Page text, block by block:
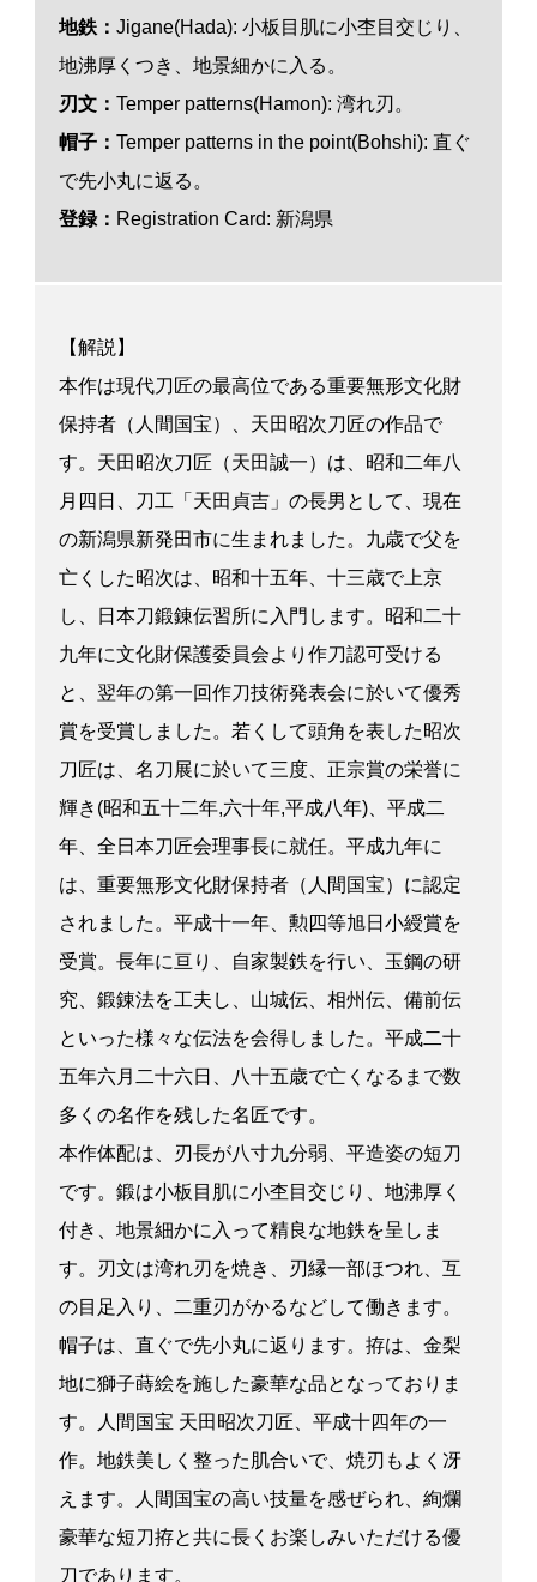
地鉄： Jigane(Hada): 小板目肌に小杢目交じり、
地沸厚くつき、地景細かに入る。
刃文： Temper patterns(Hamon): 湾れ刃。
帽子： Temper patterns in the point(Bohshi): 直ぐ
で先小丸に返る。
登録： Registration Card: 新潟県
【解説】
本作は現代刀匠の最高位である重要無形文化財
保持者（人間国宝）、天田昭次刀匠の作品で
す。天田昭次刀匠（天田誠一）は、昭和二年八
月四日、刀工「天田貞吉」の長男として、現在
の新潟県新発田市に生まれました。九歳で父を
亡くした昭次は、昭和十五年、十三歳で上京
し、日本刀鍛錬伝習所に入門します。昭和二十
九年に文化財保護委員会より作刀認可受ける
と、翌年の第一回作刀技術発表会に於いて優秀
賞を受賞しました。若くして頭角を表した昭次
刀匠は、名刀展に於いて三度、正宗賞の栄誉に
輝き(昭和五十二年,六十年,平成八年)、平成二
年、全日本刀匠会理事長に就任。平成九年に
は、重要無形文化財保持者（人間国宝）に認定
されました。平成十一年、勲四等旭日小綬賞を
受賞。長年に亘り、自家製鉄を行い、玉鋼の研
究、鍛錬法を工夫し、山城伝、相州伝、備前伝
といった様々な伝法を会得しました。平成二十
五年六月二十六日、八十五歳で亡くなるまで数
多くの名作を残した名匠です。
本作体配は、刃長が八寸九分弱、平造姿の短刀
です。鍛は小板目肌に小杢目交じり、地沸厚く
付き、地景細かに入って精良な地鉄を呈しま
す。刃文は湾れ刃を焼き、刃縁一部ほつれ、互
の目足入り、二重刃がかるなどして働きます。
帽子は、直ぐで先小丸に返ります。拵は、金梨
地に獅子蒔絵を施した豪華な品となっておりま
す。人間国宝 天田昭次刀匠、平成十四年の一
作。地鉄美しく整った肌合いで、焼刃もよく冴
えます。人間国宝の高い技量を感ぜられ、絢爛
豪華な短刀拵と共に長くお楽しみいただける優
刀であります。